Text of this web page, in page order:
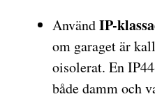
AnvändIP-
om garaget är
oisolerat. En
både damm och